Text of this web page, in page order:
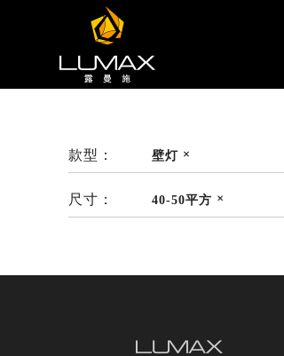
款型： 壁灯
尺寸： 40-50平方